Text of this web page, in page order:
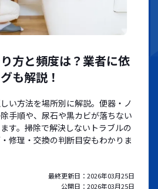
方と頻度は？業者に依
も解説！
い方法を場所別に解説。便器・ノ
手順や、尿石や黒カビが落ちない
す。掃除で解決しないトラブルの
修理・交換の判断目安もわかりま
最終更新日： 2026年03月25日
公開日： 2026年03月25日